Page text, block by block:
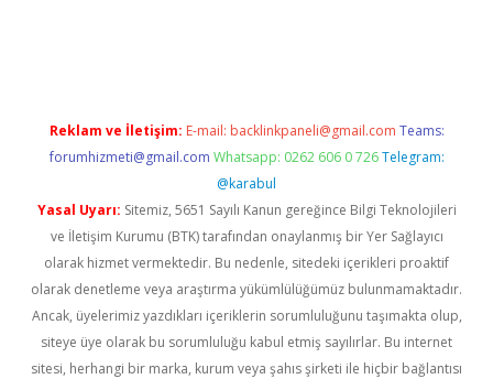
Reklam ve İletişim: E-mail: backlinkpaneli@gmail.com Teams:
forumhizmeti@gmail.com Whatsapp: 0262 606 0 726 Telegram:
@karabul
Yasal Uyarı: Sitemiz, 5651 Sayılı Kanun gereğince Bilgi Teknolojileri
ve İletişim Kurumu (BTK) tarafından onaylanmış bir Yer Sağlayıcı
olarak hizmet vermektedir. Bu nedenle, sitedeki içerikleri proaktif
olarak denetleme veya araştırma yükümlülüğümüz bulunmamaktadır.
Ancak, üyelerimiz yazdıkları içeriklerin sorumluluğunu taşımakta olup,
siteye üye olarak bu sorumluluğu kabul etmiş sayılırlar. Bu internet
sitesi, herhangi bir marka, kurum veya şahıs şirketi ile hiçbir bağlantısı